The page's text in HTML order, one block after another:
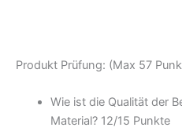
Produkt Prüfung: (Max 57
Wie ist die Qualität der
Material? 12/15 Punkte